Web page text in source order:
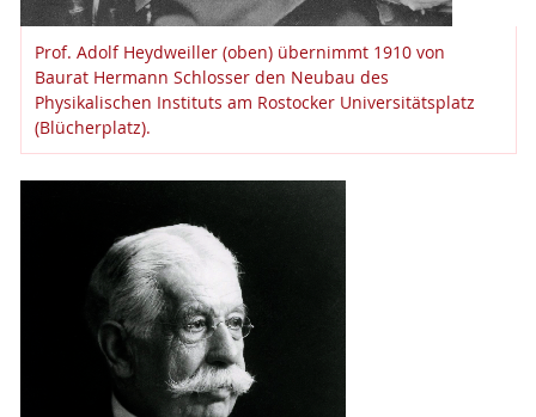
Prof. Adolf Heydweiller (oben) übernimmt 1910 von
Baurat Hermann Schlosser den Neubau des
Physikalischen Instituts am Rostocker Universitätsplatz
(Blücherplatz).